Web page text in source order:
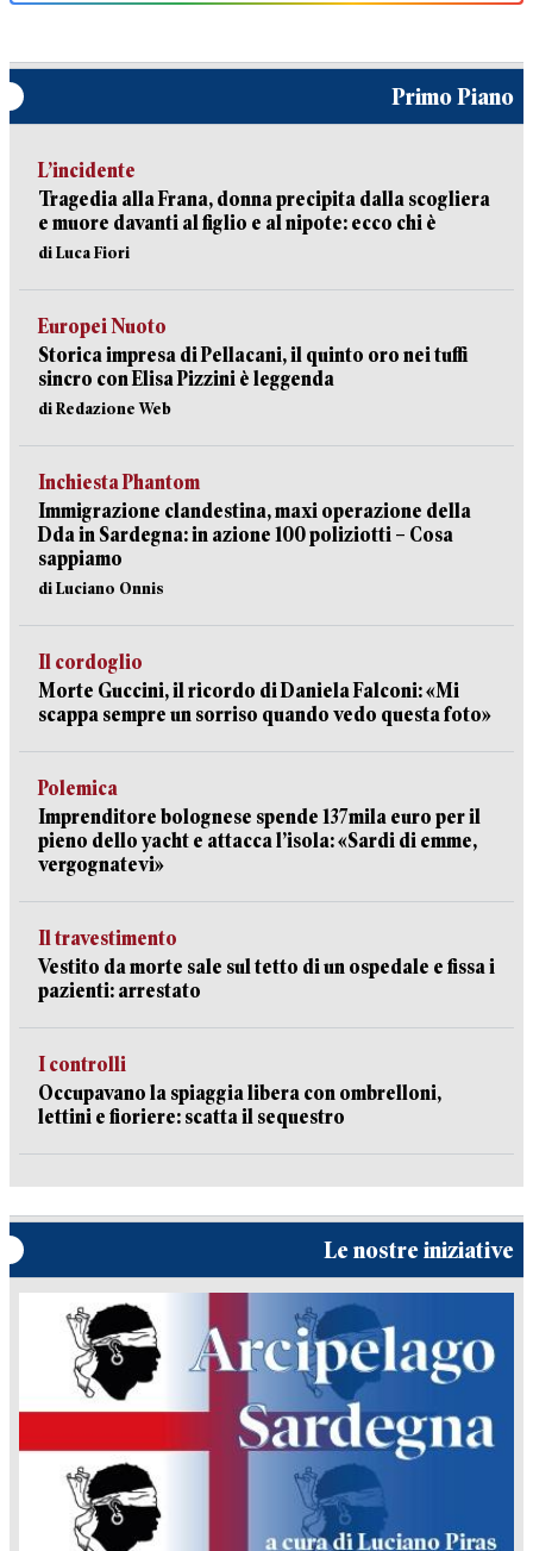
Primo Piano
L’incidente
Tragedia alla Frana, donna precipita dalla scogliera
e muore davanti al figlio e al nipote: ecco chi è
di Luca Fiori
Europei Nuoto
Storica impresa di Pellacani, il quinto oro nei tuffi
sincro con Elisa Pizzini è leggenda
di Redazione Web
Inchiesta Phantom
Immigrazione clandestina, maxi operazione della
Dda in Sardegna: in azione 100 poliziotti – Cosa
sappiamo
di Luciano Onnis
Il cordoglio
Morte Guccini, il ricordo di Daniela Falconi: «Mi
scappa sempre un sorriso quando vedo questa foto»
Polemica
Imprenditore bolognese spende 137mila euro per il
pieno dello yacht e attacca l’isola: «Sardi di emme,
vergognatevi»
Il travestimento
Vestito da morte sale sul tetto di un ospedale e fissa i
pazienti: arrestato
I controlli
Occupavano la spiaggia libera con ombrelloni,
lettini e fioriere: scatta il sequestro
Le nostre iniziative